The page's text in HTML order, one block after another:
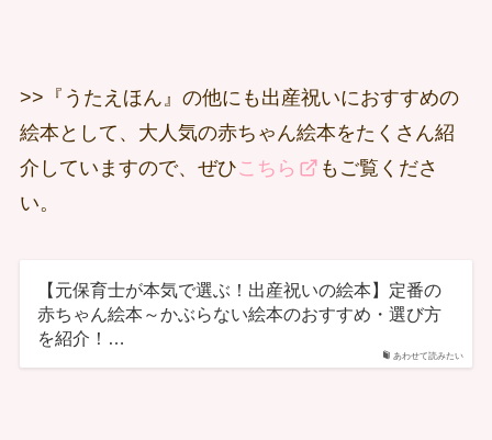
>>『うたえほん』の他にも出産祝いにおすすめの
絵本として、大人気の赤ちゃん絵本をたくさん紹
介していますので、ぜひこちら
もご覧くださ
い。
あわせて読みたい
【元保育士が本気で選ぶ！出産祝いの絵本】定番の
赤ちゃん絵本～かぶらない絵本のおすすめ・選び方
を紹介！…